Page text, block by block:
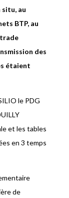
au
BTP, au
des
étaient
le PDG
et les tables
en 3 temps
de